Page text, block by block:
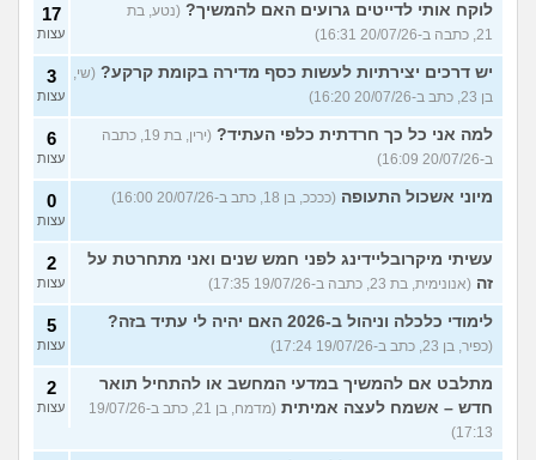
לוקח אותי לדייטים גרועים האם להמשיך? (נטע, בת
21, כתבה ב-20/07/26 16:31)
17
עצות
יש דרכים יצירתיות לעשות כסף מדירה בקומת קרקע? (שי,
בן 23, כתב ב-20/07/26 16:20)
3
עצות
למה אני כל כך חרדתית כלפי העתיד?
(ירין, בת 19, כתבה
ב-20/07/26 16:09)
6
עצות
מיוני אשכול התעופה (ככככ, בן 18, כתב ב-20/07/26 16:00) 0
עצות
עשיתי מיקרובליידינג לפני חמש שנים ואני מתחרטת על
זה (אנונימית, בת 23, כתבה ב-19/07/26 17:35)
2
עצות
לימודי כלכלה וניהול ב-2026 האם יהיה לי עתיד בזה?
(כפיר, בן 23, כתב ב-19/07/26 17:24)
5
עצות
מתלבט אם להמשיך במדעי המחשב או להתחיל תואר
חדש – אשמח לעצה אמיתית
(מדמח, בן 21, כתב ב-19/07/26
17:13)
2
עצות